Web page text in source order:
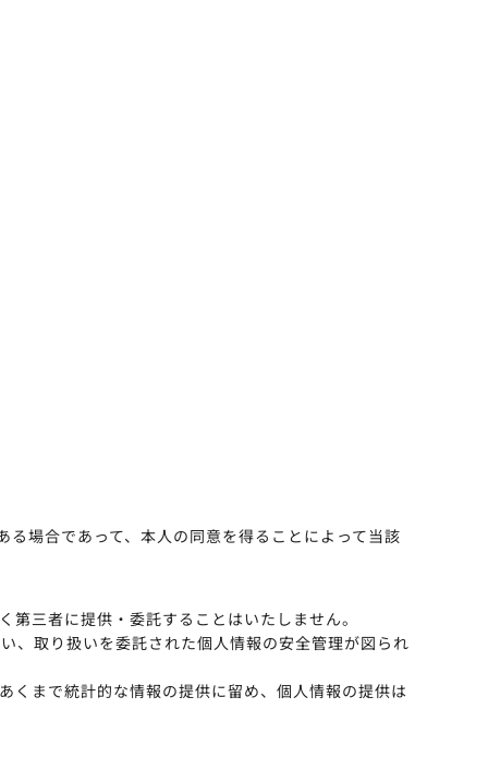
場合であって、本人の同意を得ることによって当該
三者に提供・委託することはいたしません。
、取り扱いを委託された個人情報の安全管理が図られ
くまで統計的な情報の提供に留め、個人情報の提供は